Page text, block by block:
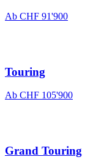
Ab CHF 91'900
Touring
Ab CHF 105'900
Grand Touring